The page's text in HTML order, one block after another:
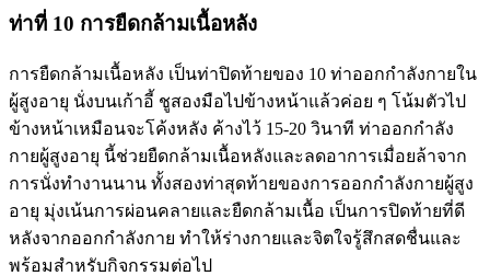
ท่าที่ 10 การยืดกล้ามเนื้อหลัง
การยืดกล้ามเนื้อหลัง เป็นท่าปิดท้ายของ 10 ท่าออกกำลังกายใน
ผู้สูงอายุ นั่งบนเก้าอี้ ชูสองมือไปข้างหน้าแล้วค่อย ๆ โน้มตัวไป
ข้างหน้าเหมือนจะโค้งหลัง ค้างไว้ 15-20 วินาที ท่าออกกำลัง
กายผู้สูงอายุ นี้ช่วยยืดกล้ามเนื้อหลังและลดอาการเมื่อยล้าจาก
การนั่งทำงานนาน ทั้งสองท่าสุดท้ายของการออกกำลังกายผู้สูง
อายุ มุ่งเน้นการผ่อนคลายและยืดกล้ามเนื้อ เป็นการปิดท้ายที่ดี
หลังจากออกกำลังกาย ทำให้ร่างกายและจิตใจรู้สึกสดชื่นและ
พร้อมสำหรับกิจกรรมต่อไป